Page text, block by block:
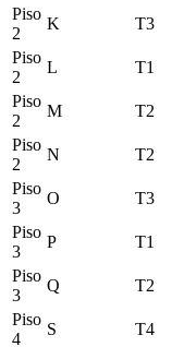
Piso
2
K T3
Piso
2
L T1
Piso
2
M T2
Piso
2
N T2
Piso
3
O T3
Piso
3
P T1
Piso
3
Q T2
Piso
4
S T4